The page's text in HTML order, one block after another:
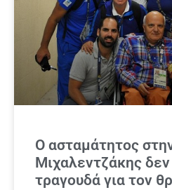
Ο ασταμάτητος
Μιχαλεντζάκης
τραγουδά για τον